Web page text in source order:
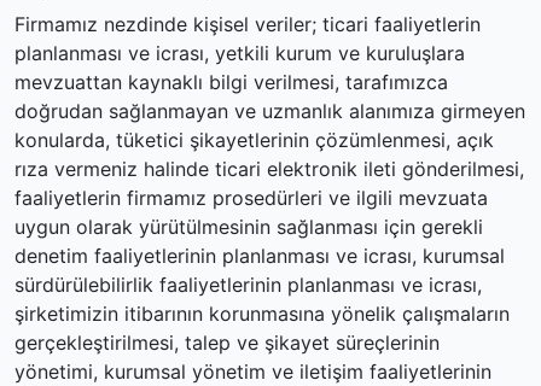
Firmamız nezdinde kişisel veriler; ticari faaliyetlerin
planlanması ve icrası, yetkili kurum ve kuruluşlara
mevzuattan kaynaklı bilgi verilmesi, tarafımızca
doğrudan sağlanmayan ve uzmanlık alanımıza girmeyen
konularda, tüketici şikayetlerinin çözümlenmesi, açık
rıza vermeniz halinde ticari elektronik ileti gönderilmesi,
faaliyetlerin firmamız prosedürleri ve ilgili mevzuata
uygun olarak yürütülmesinin sağlanması için gerekli
denetim faaliyetlerinin planlanması ve icrası, kurumsal
sürdürülebilirlik faaliyetlerinin planlanması ve icrası,
şirketimizin itibarının korunmasına yönelik çalışmaların
gerçekleştirilmesi, talep ve şikayet süreçlerinin
yönetimi, kurumsal yönetim ve iletişim faaliyetlerinin